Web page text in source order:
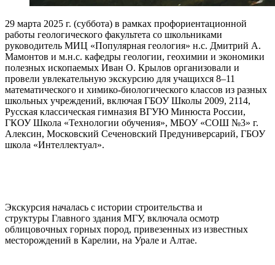
29 марта 2025 г. (суббота) в рамках профориентационной
работы геологического факультета со школьниками
руководитель МИЦ «Популярная геология» н.с. Дмитрий А.
Мамонтов и м.н.с. кафедры геологии, геохимии и экономики
полезных ископаемых Иван О. Крылов организовали и
провели увлекательную экскурсию для учащихся 8–11
математического и химико-биологического классов из разных
школьных учреждений, включая ГБОУ Школы 2009, 2114,
Русская классическая гимназия ВГУЮ Минюста России,
ГКОУ Школа «Технологии обучения», МБОУ «СОШ №3» г.
Алексин, Московский Сеченовский Предуниверсарий, ГБОУ
школа «Интеллектуал».
Экскурсия началась с истории строительства и
структуры Главного здания МГУ, включала осмотр
облицовочных горных пород, привезенных из известных
месторождений в Карелии, на Урале и Алтае.